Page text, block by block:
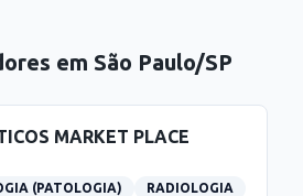
em São Paulo/SP
MARKET PLACE
(PATOLOGIA)
RADIOLOGIA